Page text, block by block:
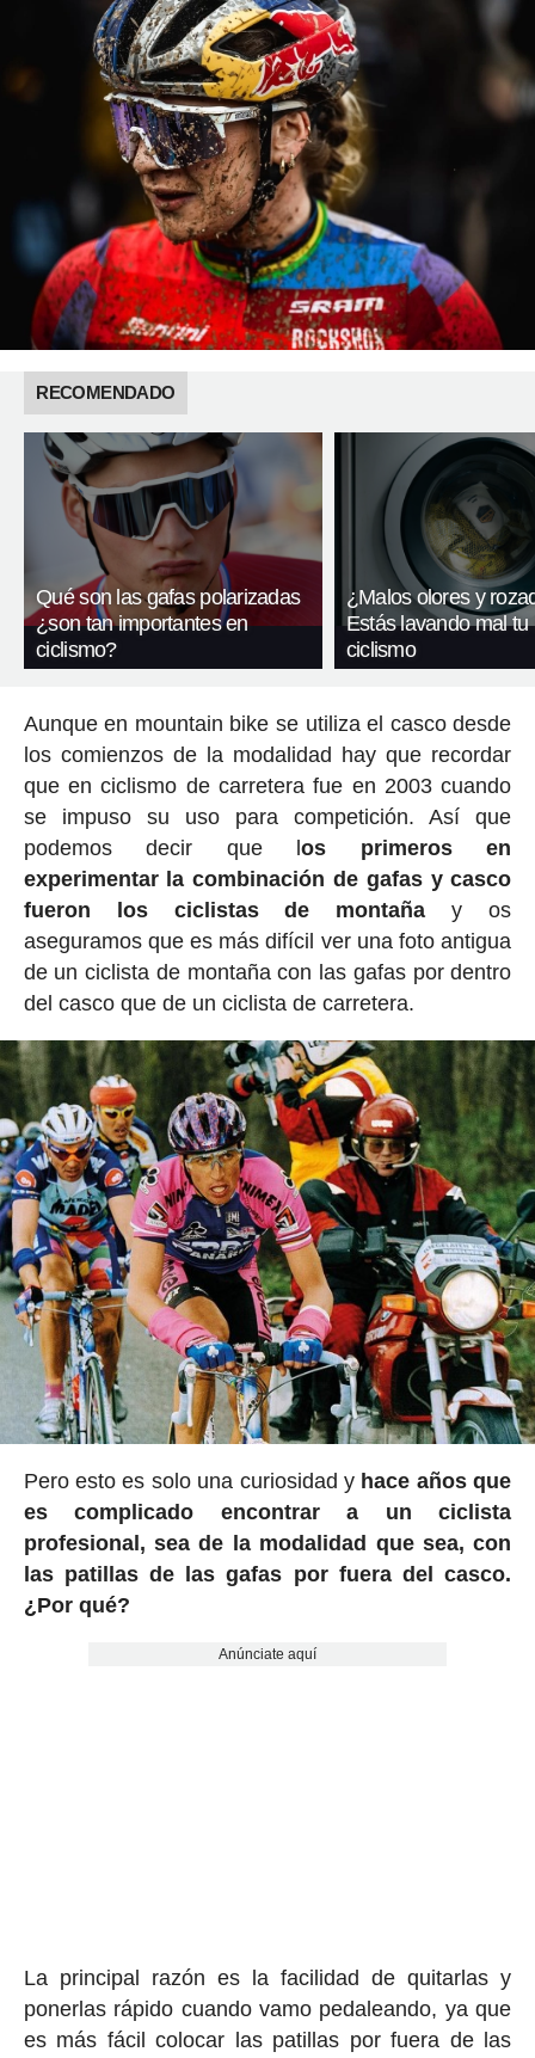
RECOMENDADO
Qué son las gafas polarizadas
¿son tan importantes en
ciclismo?
¿Malos olores y
Estás lavando mal tu
ciclismo
Aunque en mountain bike se utiliza el casco desde
los comienzos de la modalidad hay que recordar
que en ciclismo de carretera fue en 2003 cuando
se impuso su uso para competición. Así que
podemos decir que los primeros en
experimentar la combinación de gafas y casco
fueron los ciclistas de montañay os
aseguramos que es más difícil ver una foto antigua
de un ciclista de montaña con las gafas por dentro
del casco que de un ciclista de carretera.
Pero esto es solo una curiosidad y hace años que
es complicado encontrar a un ciclista
profesional, sea de la modalidad que sea, con
las patillas de las gafas por fuera del casco.
¿Por qué?
Anúnciate aquí
La principal razón es la facilidad de quitarlas y
ponerlas rápido cuando vamo pedaleando, ya que
es más fácil colocar las patillas por fuera de las